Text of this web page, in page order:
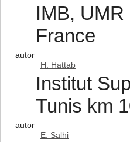
IMB,
France
autor
H. Hattab
Institut
Tunis km
autor
E. Salhi